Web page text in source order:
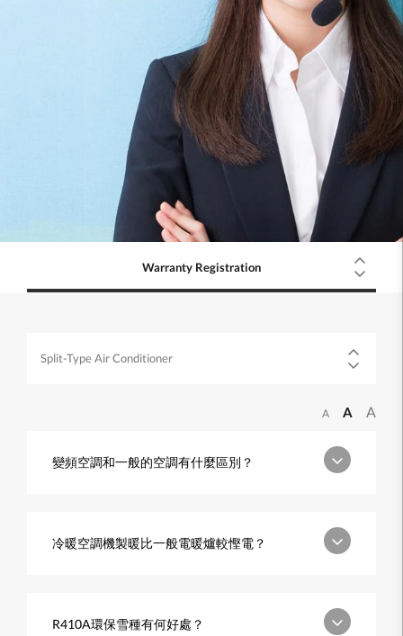
Warranty Registration
Split-Type Air Conditioner
A A A
變頻空調和一般的空調有什麼區別？
冷暖空調機製暖比一般電暖爐較慳電？
R410A環保雪種有何好處？